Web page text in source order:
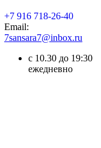
+7 916 718-26-40
Email:
7sansara7@inbox.ru
с 10.30 до 19:30
ежедневно